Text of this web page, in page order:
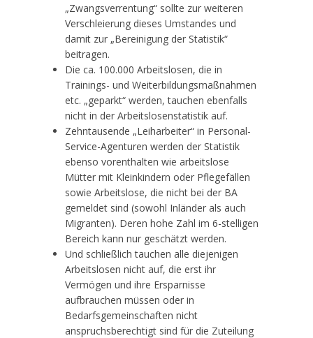
„Zwangsverrentung“ sollte zur weiteren
Verschleierung dieses Umstandes und
damit zur „Bereinigung der Statistik“
beitragen.
Die ca. 100.000 Arbeitslosen, die in
Trainings- und Weiterbildungsmaßnahmen
etc. „geparkt“ werden, tauchen ebenfalls
nicht in der Arbeitslosenstatistik auf.
Zehntausende „Leiharbeiter“ in Personal-
Service-Agenturen werden der Statistik
ebenso vorenthalten wie arbeitslose
Mütter mit Kleinkindern oder Pflegefällen
sowie Arbeitslose, die nicht bei der BA
gemeldet sind (sowohl Inländer als auch
Migranten). Deren hohe Zahl im 6-stelligen
Bereich kann nur geschätzt werden.
Und schließlich tauchen alle diejenigen
Arbeitslosen nicht auf, die erst ihr
Vermögen und ihre Ersparnisse
aufbrauchen müssen oder in
Bedarfsgemeinschaften nicht
anspruchsberechtigt sind für die Zuteilung